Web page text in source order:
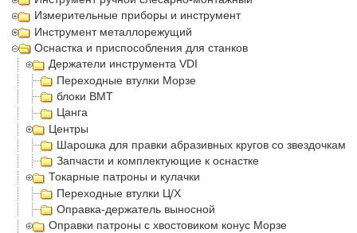
Измерительные приборы и инструмент
Инструмент металлорежущий
Оснастка и приспособления для станков
Держатели инструмента VDI
Переходные втулки Морзе
блоки BMT
Цанга
Центры
Шарошка для правки абразивных кругов со звездочками
Запчасти и комплектующие к оснастке
Токарные патроны и кулачки
Переходные втулки Ц/Х
Оправка-держатель выносной
Оправки патроны с хвостовиком конус Морзе